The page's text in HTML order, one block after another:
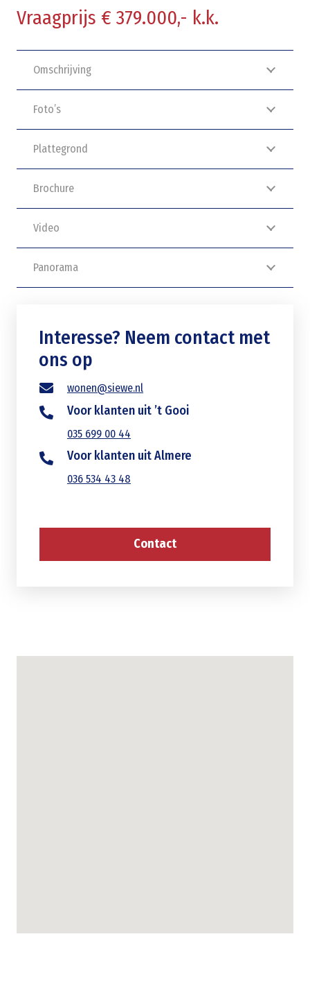
Vraagprijs € 379.000,- k.k.
Omschrijving
Foto’s
Plattegrond
Brochure
Video
Panorama
Interesse? Neem contact met
ons op
wonen@siewe.nl
Voor klanten uit ’t Gooi
035 699 00 44
Voor klanten uit Almere
036 534 43 48
Contact